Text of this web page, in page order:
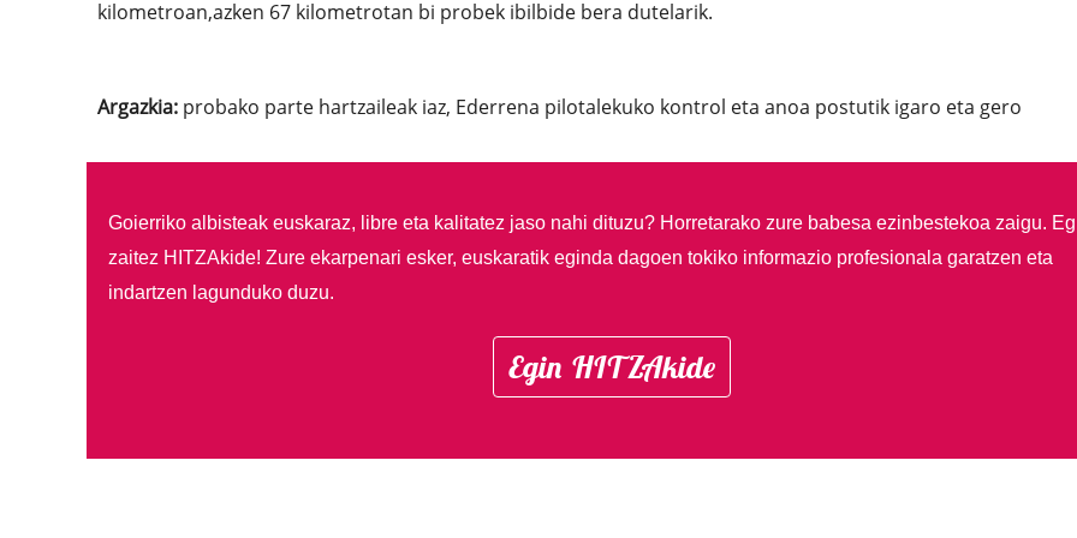
kilometroan,azken 67 kilometrotan bi probek ibilbide bera dutelarik.
Argazkia:probako parte hartzaileak iaz, Ederrena pilotalekuko kontrol eta anoa postutik igaro eta gero
Goierriko albisteak euskaraz, libre eta kalitatez jaso nahi dituzu? Horretarako zure babesa ezinbestekoa zaigu.
zaitez HITZAkide! Zure ekarpenari esker, euskaratik eginda dagoen tokiko informazio profesionala garatzen eta
indartzen lagunduko duzu.
Egin HITZAkide